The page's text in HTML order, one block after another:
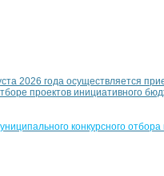
2026 года осуществляется
проектов инициативного
конкурсного отбора